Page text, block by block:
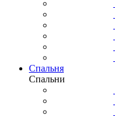
Спальня
Спальни